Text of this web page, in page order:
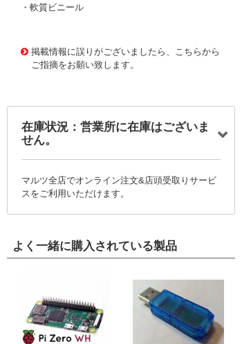
・軟質ビニール
掲載情報に誤りがございましたら、こちらから
ご指摘をお願い致します。
在庫状況：営業所に在庫はございま
せん。
マルツ全店でオンライン注文&店頭受取りサービ
スをご利用いただけます。
よく一緒に購入されている製品